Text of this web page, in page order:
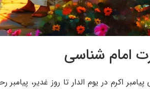
امام شناسی
اکرم در یوم الدار تا روز غدیر،